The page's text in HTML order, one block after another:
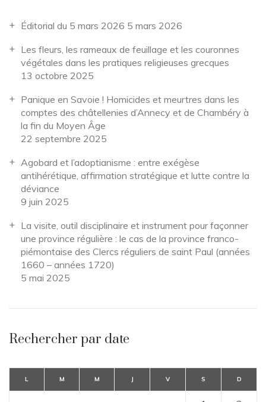
Éditorial du 5 mars 2026 5 mars 2026
Les fleurs, les rameaux de feuillage et les couronnes
végétales dans les pratiques religieuses grecques
13 octobre 2025
Panique en Savoie ! Homicides et meurtres dans les
comptes des châtellenies d’Annecy et de Chambéry à
la fin du Moyen Âge
22 septembre 2025
Agobard et l’adoptianisme : entre exégèse
antihérétique, affirmation stratégique et lutte contre la
déviance
9 juin 2025
La visite, outil disciplinaire et instrument pour façonner
une province régulière : le cas de la province franco-
piémontaise des Clercs réguliers de saint Paul (années
1660 – années 1720)
5 mai 2025
Rechercher par date
L M M J V S D